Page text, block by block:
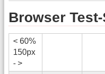
Browser
< 60%
150px
- >